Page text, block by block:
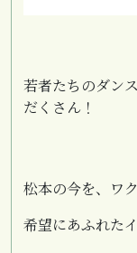
若者たちのダン
だくさん！
松本の今を、ワ
希望にあふれた